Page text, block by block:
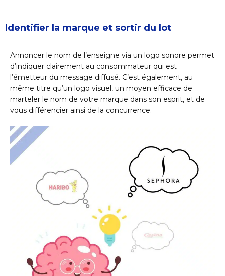
Identifier la marque et sortir du lot
Annoncer le nom de l’enseigne via un logo sonore permet
d’indiquer clairement au consommateur qui est
l’émetteur du message diffusé. C’est également, au
même titre qu’un logo visuel, un moyen efficace de
marteler le nom de votre marque dans son esprit, et de
vous différencier ainsi de la concurrence.